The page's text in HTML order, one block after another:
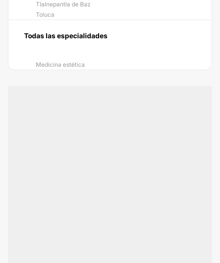
Tlalnepantla de Baz
Toluca
Todas las especialidades
Medicina estética